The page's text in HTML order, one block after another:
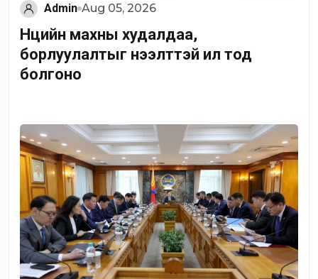
Admin Aug 05, 2026
Нөөцийн махны худалдаа,
борлуулалтыг нээлттэй ил тод
болгоно